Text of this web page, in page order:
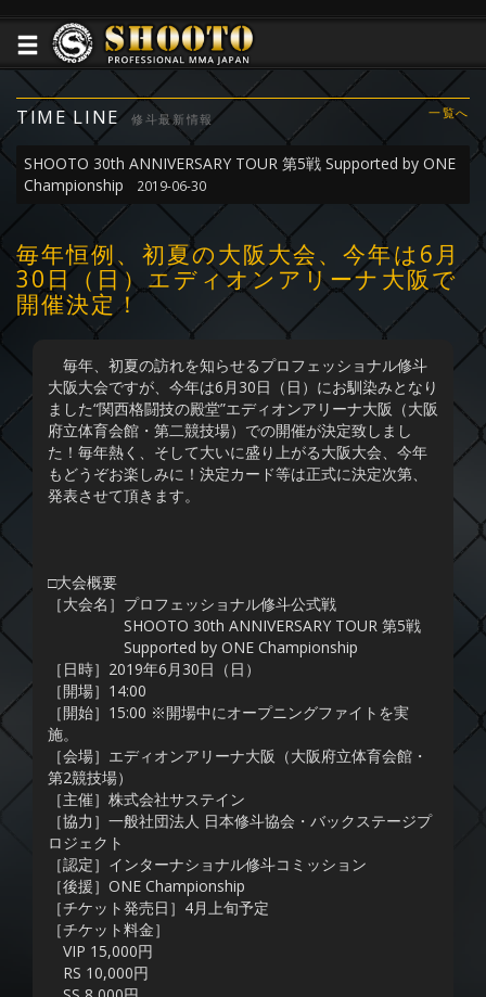
TIME LINE 修斗最新情報 一覧へ
SHOOTO 30th ANNIVERSARY TOUR 第5戦 Supported by ONE
Championship
2019-06-30
毎年恒例、初夏の大阪大会、今年は6月
30日（日）エディオンアリーナ大阪で
開催決定！
毎年、初夏の訪れを知らせるプロフェッショナル修斗
大阪大会ですが、今年は6月30日（日）にお馴染みとなり
ました“関西格闘技の殿堂”エディオンアリーナ大阪（大阪
府立体育会館・第二競技場）での開催が決定致しまし
た！毎年熱く、そして大いに盛り上がる大阪大会、今年
もどうぞお楽しみに！決定カード等は正式に決定次第、
発表させて頂きます。
□大会概要
［大会名］プロフェッショナル修斗公式戦
SHOOTO 30th ANNIVERSARY TOUR 第5戦
Supported by ONE Championship
［日時］2019年6月30日（日）
［開場］14:00
［開始］15:00 ※開場中にオープニングファイトを実
施。
［会場］エディオンアリーナ大阪（大阪府立体育会館・
第2競技場）
［主催］株式会社サステイン
［協力］一般社団法人 日本修斗協会・バックステージプ
ロジェクト
［認定］インターナショナル修斗コミッション
［後援］ONE Championship
［チケット発売日］4月上旬予定
［チケット料金］
VIP 15,000円
RS 10,000円